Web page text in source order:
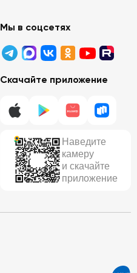
Мы в соцсетях
Скачайте приложение
Наведите
камеру
и скачайте
приложение